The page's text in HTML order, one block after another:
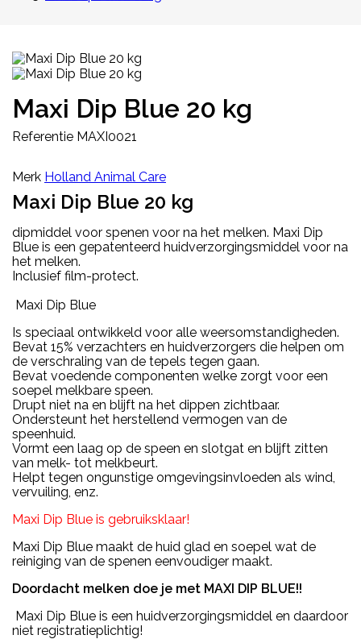
Maxi Dip Blue 20 kg
Referentie MAXI0021
Merk Holland Animal Care
Maxi Dip Blue 20 kg
dipmiddel voor spenen voor na het melken. Maxi Dip
Blue is een gepatenteerd huidverzorgingsmiddel voor na
het melken.
Inclusief film-protect.
Maxi Dip Blue
Is speciaal ontwikkeld voor alle weersomstandigheden.
Bevat 15% verzachters en huidverzorgers die helpen om
de verschraling van de tepels tegen gaan.
Bevat voedende componenten welke zorgt voor een
soepel melkbare speen.
Drupt niet na en blijft na het dippen zichtbaar.
Ondersteunt het herstellend vermogen van de
speenhuid.
Vormt een laag op de speen en slotgat en blijft zitten
van melk- tot melkbeurt.
Helpt tegen ongunstige omgevingsinvloeden als wind,
vervuiling, enz.
Maxi Dip Blue is gebruiksklaar!
Maxi Dip Blue maakt de huid glad en soepel wat de
reiniging van de spenen eenvoudiger maakt.
Doordacht melken doe je met MAXI DIP BLUE!!
Maxi Dip Blue is een huidverzorgingsmiddel en daardoor
niet registratieplichtig!